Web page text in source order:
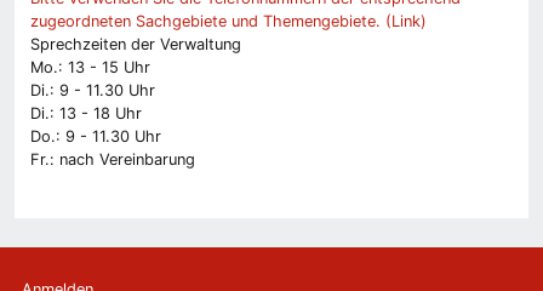
zugeordneten Sachgebiete und Themengebiete. (Link)
Sprechzeiten der Verwaltung
Mo.: 13 - 15 Uhr
Di.: 9 - 11.30 Uhr
Di.: 13 - 18 Uhr
Do.: 9 - 11.30 Uhr
Fr.: nach Vereinbarung